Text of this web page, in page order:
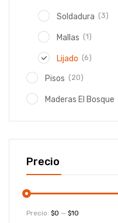
Soldadura (3)
Mallas (1)
Lijado (6)
Pisos (20)
Maderas El Bosque
Precio
Precio: $0 — $10